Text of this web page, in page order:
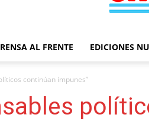
AL FRENTE EDICIONES
continúan impunes”